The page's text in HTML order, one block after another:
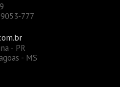
777
- PR
- MS